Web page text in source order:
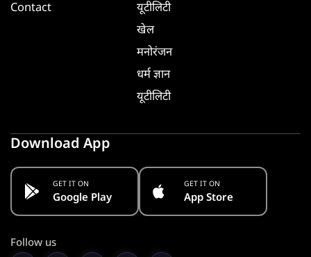
Contact
यूटीलिटी
खेल
मनोरंजन
धर्म ज्ञान
यूटीलिटी
Download App
GET IT ON
Google Play
GET IT ON
App Store
Follow us